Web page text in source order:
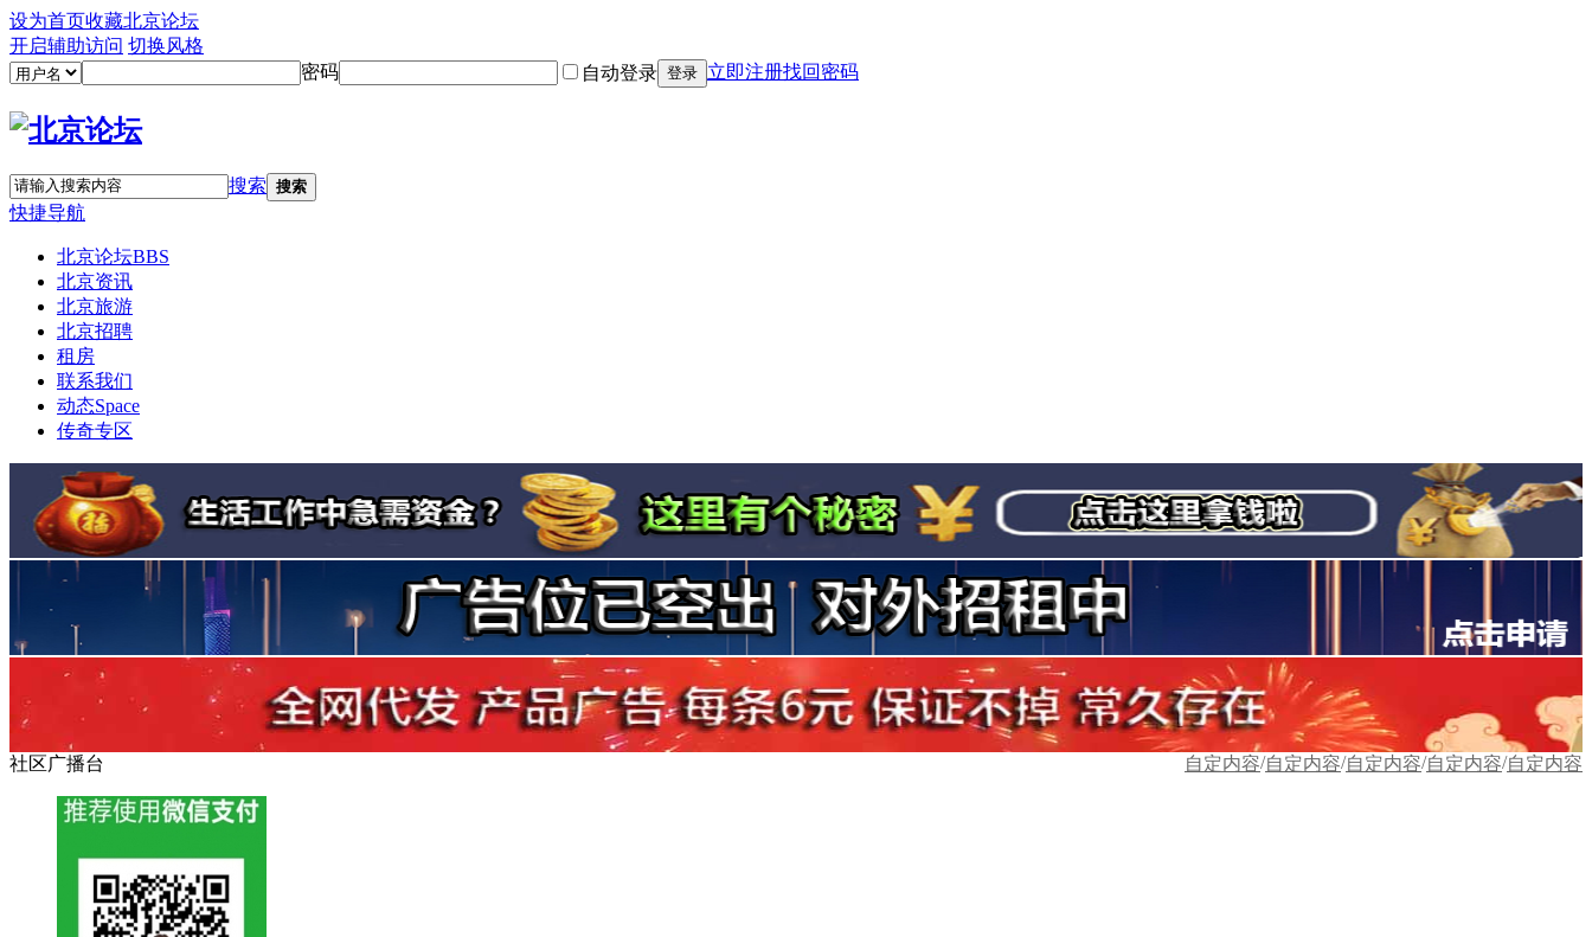
设为首页收藏北京论坛
开启辅助访问 切换风格
密码
自动登录 登录 立即注册找回密码
搜索 搜索
快捷导航
北京论坛BBS
北京资讯
北京旅游
北京招聘
租房
联系我们
动态Space
传奇专区
社区广播台 自定内容
/
自定内容
/
自定内容
/
自定内容
/
自定内容